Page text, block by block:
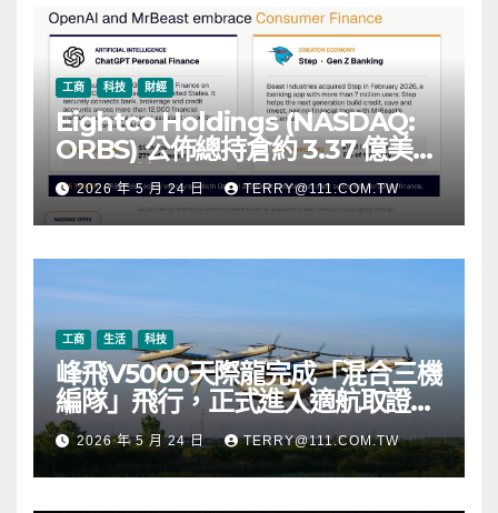
工商 科技 財經
Eightco Holdings (NASDAQ:
ORBS) 公佈總持倉約 3.37 億美
元，涵蓋 OpenAI、Beast
Industries、超過 11,000 枚以太
幣 (ETH) 及逾 2.83 億枚 WLD 代
幣
2026 年 5 月 24 日 TERRY@111.COM.TW
工商 生活 科技
峰飛V5000天際龍完成「混合三機
編隊」飛行，正式進入適航取證階
段2026 年 5 月 24 日 TERRY@111.COM.TW